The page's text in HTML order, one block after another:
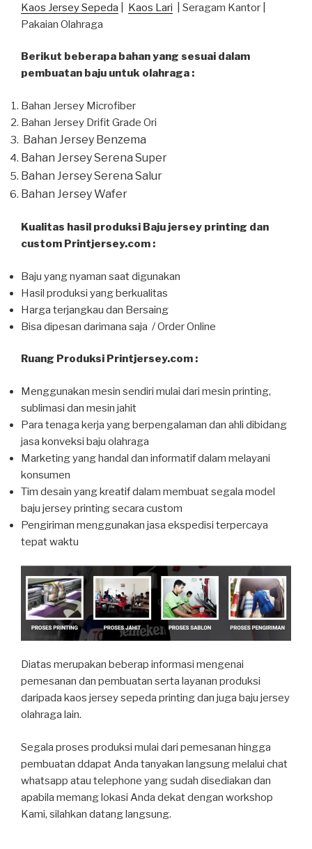
Kaos Jersey Sepeda Kaos Lari | Seragam Kantor |
Pakaian Olahraga
Berikut beberapa bahan yang sesuai dalam
pembuatan baju untuk olahraga :
Bahan Jersey Microfiber
Bahan Jersey Drifit Grade Ori
Bahan Jersey Benzema
Bahan Jersey Serena Super
Bahan Jersey Serena Salur
Bahan Jersey Wafer
Kualitas hasil produksi Baju jersey printing dan
custom Printjersey.com :
Baju yang nyaman saat digunakan
Hasil produksi yang berkualitas
Harga terjangkau dan Bersaing
Bisa dipesan darimana saja / Order Online
Ruang Produksi Printjersey.com :
Menggunakan mesin sendiri mulai dari mesin printing,
sublimasi dan mesin jahit
Para tenaga kerja yang berpengalaman dan ahli dibidang
jasa konveksi baju olahraga
Marketing yang handal dan informatif dalam melayani
konsumen
Tim desain yang kreatif dalam membuat segala model
baju jersey printing secara custom
Pengiriman menggunakan jasa ekspedisi terpercaya
tepat waktu
Diatas merupakan beberap informasi mengenai
pemesanan dan pembuatan serta layanan produksi
daripada kaos jersey sepeda printing dan juga baju jersey
olahraga lain.
Segala proses produksi mulai dari pemesanan hingga
pembuatan ddapat Anda tanyakan langsung melalui chat
whatsapp atau telephone yang sudah disediakan dan
apabila memang lokasi Anda dekat dengan workshop
Kami, silahkan datang langsung.